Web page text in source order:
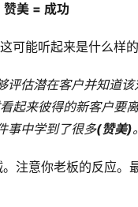
美 = 成功
可能听起来是什么样
评估潜在客户并知道
起来彼得的新客户要
事中学到了很多(赞美)。
注意你老板的反应